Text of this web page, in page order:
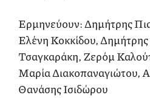
Ερμηνεύουν: Δημήτρης
Ελένη Κοκκίδου,
Τσαγκαράκη, Ζερόμ
Μαρία Διακοπαναγιώτου,
Θανάσης Ισιδώρου